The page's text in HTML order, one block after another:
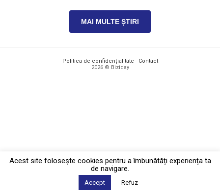
MAI MULTE ȘTIRI
Politica de confidențialitate · Contact
2026 © Biziday
Acest site foloseşte cookies pentru a îmbunătăți experiența ta
de navigare.
Accept Refuz